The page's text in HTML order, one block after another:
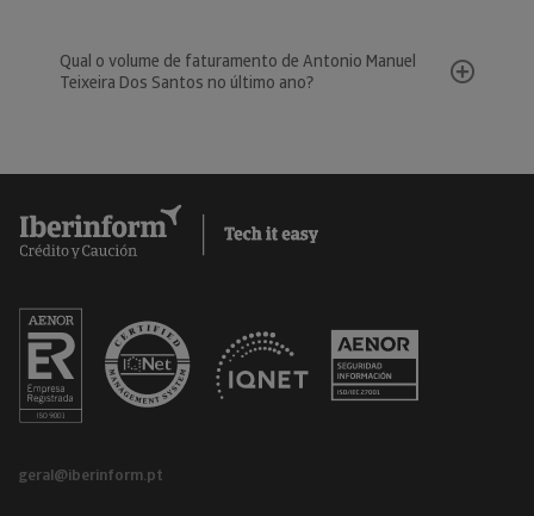
Qual o volume de faturamento de Antonio Manuel
Teixeira Dos Santos no último ano?
geral@iberinform.pt